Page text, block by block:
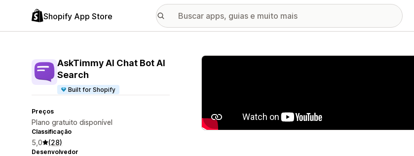
Shopify App Store
AskTimmy AI Chat Bot AI
Search
Built for Shopify
Preços
Plano gratuito disponível
Classificação
5,0 (28)
Desenvolvedor
Galeria de imagens em destaque